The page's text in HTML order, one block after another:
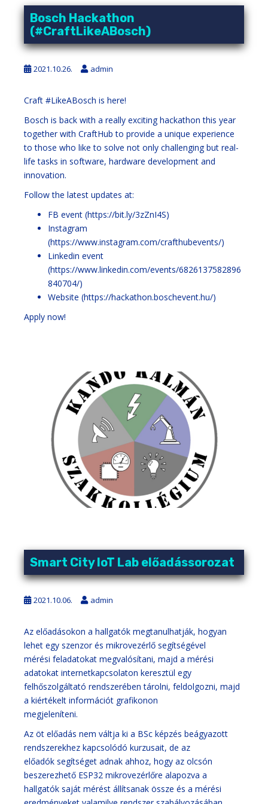
Bosch Hackathon
(#CraftLikeABosch)
2021.10.26. admin
Craft #LikeABosch is here!
Bosch is back with a really exciting hackathon this year
together with CraftHub to provide a unique experience
to those who like to solve not only challenging but real-
life tasks in software, hardware development and
innovation.
Follow the latest updates at:
FB event (https://bit.ly/3zZnI4S)
Instagram
(https://www.instagram.com/crafthubevents/)
Linkedin event
(https://www.linkedin.com/events/6826137582896
840704/)
Website (https://hackathon.boschevent.hu/)
Apply now!
Smart City IoT Lab előadássorozat
2021.10.06. admin
Az előadásokon a hallgatók megtanulhatják, hogyan
lehet egy szenzor és mikrovezérlő segítségével
mérési feladatokat megvalósítani, majd a mérési
adatokat internetkapcsolaton keresztül egy
felhőszolgáltató rendszerében tárolni, feldolgozni, majd
a kiértékelt információt grafikonon
megjeleníteni.
Az öt előadás nem váltja ki a BSc képzés beágyazott
rendszerekhez kapcsolódó kurzusait, de az
előadók segítséget adnak ahhoz, hogy az olcsón
beszerezhető ESP32 mikrovezérlőre alapozva a
hallgatók saját mérést állítsanak össze és a mérési